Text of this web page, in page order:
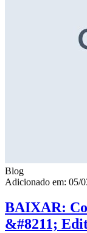
Blog
Adicionado em: 05/
BAIXAR:
&#8211;